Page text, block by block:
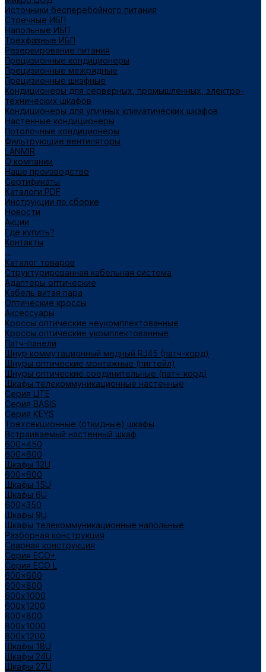
Источники бесперебойного питания
Стоечные ИБП
Напольные ИБП
Трёхфазные ИБП
Резервирование питания
Прецизионные кондиционеры
Прецизионные межрядные
Прецизионные шкафные
Кондиционеры для серверных, промышленных, электро-
технических шкафов
Кондиционеры для уличных климатических шкафов
Настенные кондиционеры
Потолочные кондиционеры
Фильтрующие вентиляторы
LANMIR
О компании
Наше производство
Сертификаты
Каталоги PDF
Инструкции по сборке
Новости
Акции
Где купить?
Контакты
...
Каталог товаров
Структурированная кабельная система
Адаптеры оптические
Кабель витая пара
Оптические кроссы
Аксессуары
Кроссы оптические неукомплектованные
Кроссы оптические укомплектованные
Патч-панели
Шнур коммутационный медный RJ45 (патч-корд)
Шнуры оптические монтажные (пигтейл)
Шнуры оптические соединительные (патч-корд)
Шкафы телекоммуникационные настенные
Cерия LITE
Cерия BASIS
Cерия KEYS
Трехсекционные (откидные) шкафы
Встраиваемый настенный шкаф
600x450
600x600
Шкафы 12U
600x600
Шкафы 15U
Шкафы 6U
600x350
Шкафы 9U
Шкафы телекоммуникационные напольные
Разборная конструкция
Сварная конструкция
Серия ECO+
Серия ECO L
600x600
600x800
600х1000
600х1200
800x800
800х1000
800х1200
Шкафы 18U
Шкафы 24U
Шкафы 27U